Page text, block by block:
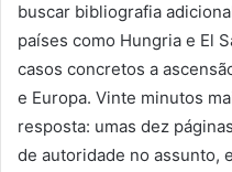
buscar bibliografia
países como Hungria e El
casos concretos a
e Europa. Vinte minutos
resposta: umas dez
de autoridade no assunto,